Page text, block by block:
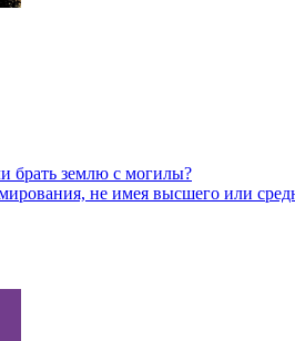
брать землю с могилы?
не имея высшего или